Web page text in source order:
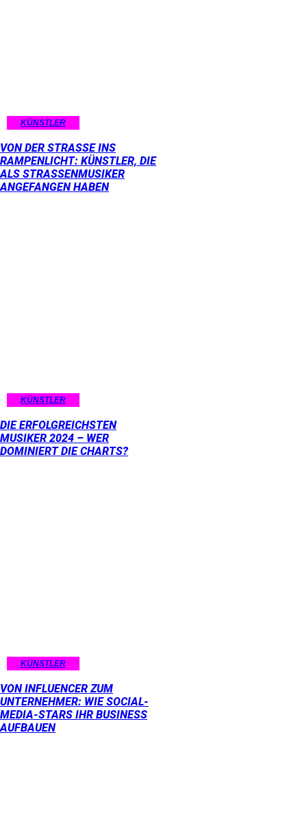
KÜNSTLER
VON DER STRASSE INS R
AMPENLICHT: KÜNSTLER, DIE A
LS STRASSENMUSIKER AN
GEFANGEN HABEN
KÜNSTLER
DIE ERFOLGREICHSTEN
MUSIKER 2024 – WER
DOMINIERT DIE CHARTS?
KÜNSTLER
VON INFLUENCER ZUM
UNTERNEHMER: WIE SOCIAL-
MEDIA-STARS IHR BUSINESS
AUFBAUEN